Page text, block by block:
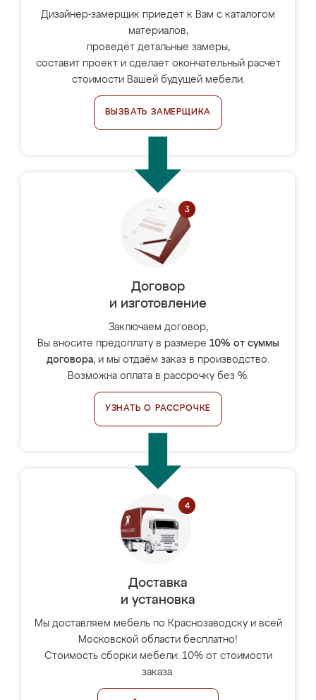
Дизайнер-замерщик приедет к Вам с каталогом
материалов,
проведёт детальные замеры,
составит проект и сделает окончательный расчёт
стоимости Вашей будущей мебели.
ВЫЗВАТЬ ЗАМЕРЩИКА
Договор
и изготовление
Заключаем договор,
Вы вносите предоплату в размере 10% от суммы
договора, и мы отдаём заказ в производство.
Возможна оплата в рассрочку без %.
УЗНАТЬ О РАССРОЧКЕ
Доставка
и установка
Мы доставляем мебель по Краснозаводску и всей
Московской области бесплатно!
Стоимость сборки мебели: 10% от стоимости
заказа.